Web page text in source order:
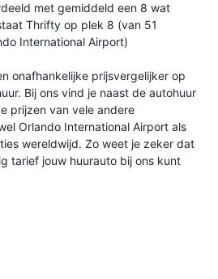
met gemiddeld een 8 wat
Thrifty op plek 8 (van 51
International Airport)
onafhankelijke prijsvergelijker op
Bij ons vind je naast de autohuur
prijzen van vele andere
Orlando International Airport als
wereldwijd. Zo weet je zeker dat
tarief jouw huurauto bij ons kunt